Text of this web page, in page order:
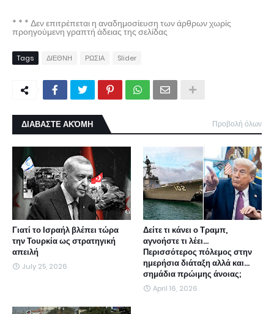
* * * Δεν επιτρέπεται η αναδημοσίευση των άρθρων χωρίς
προηγούμενη γραπτή άδειας της σελίδας
Tags ΔΙΕΘΝΗ ΡΩΣΙΑ Slider
ΔΙΑΒΑΣΤΕ ΑΚΌΜΗ Προβολή όλων
Γιατί το Ισραήλ βλέπει τώρα
την Τουρκία ως στρατηγική
απειλή
July 25, 2026
Δείτε τι κάνει ο Τραμπ,
αγνοήστε τι λέει...
Περισσότερος πόλεμος στην
ημερήσια διάταξη αλλά και...
σημάδια πρώιμης άνοιας;
April 16, 2026